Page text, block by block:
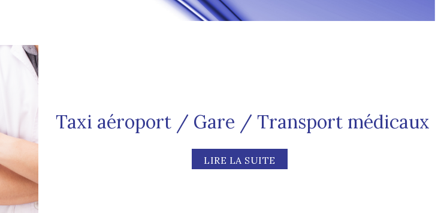
Taxi aéroport / Gare / Transport médicaux
LIRE LA SUITE